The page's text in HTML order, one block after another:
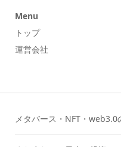
Menu
トップ
運営会社
メタバース・NFT・